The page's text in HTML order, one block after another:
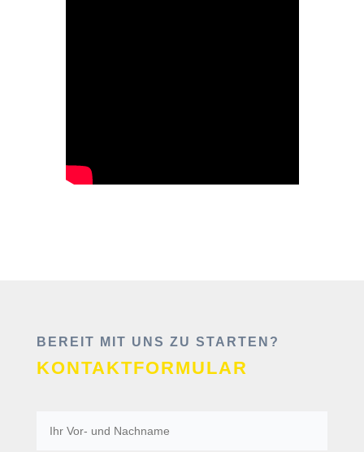
BEREIT MIT UNS ZU STARTEN?
KONTAKTFORMULAR